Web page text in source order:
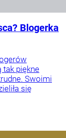
Blogerka
tak piękne
Swoimi
się